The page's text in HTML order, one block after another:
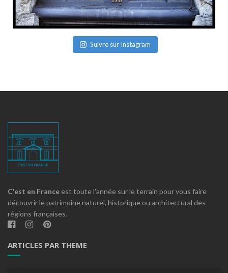
Suivre sur Instagram
C'est en France est toute l'année sur le terrain pour vous faire
découvrir le patrimoine naturel, historique ou architectural des
régions françaises.
ARTICLES PAR THEME